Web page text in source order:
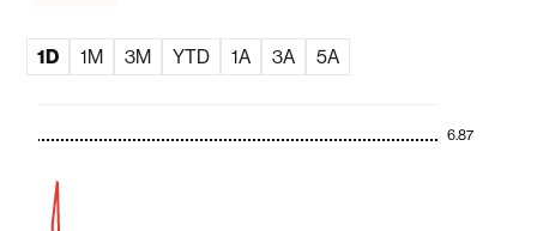
1D 1M 3M YTD 1A 3A 5A
6.87